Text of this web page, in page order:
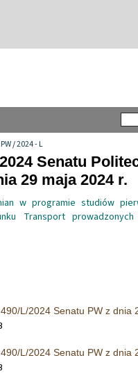
/2024 - L
Senatu
29 maja 2024 r.
w programie studiów
Transport
L/2024 Senatu PW z dnia
L/2024 Senatu PW z dnia